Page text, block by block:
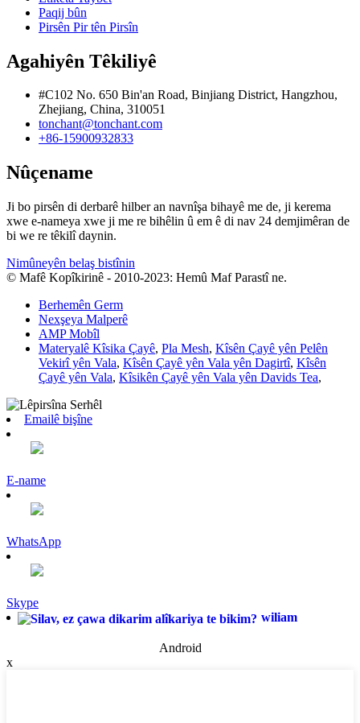
Paqij bûn
Pirsên Pir tên Pirsîn
Agahiyên Têkiliyê
#C102 No. 650 Bin'an Road, Binjiang District, Hangzhou,
Zhejiang, China, 310051
tonchant@tonchant.com
+86-15900932833
Nûçename
Ji bo pirsên di derbarê hilber an navnîşa bihayê me de, ji kerema
xwe e-nameya xwe ji me re bihêlin û em ê di nav 24 demjimêran de
bi we re têkilî daynin.
Nimûneyên belaş bistînin
© Mafê Kopîkirinê - 2010-2023: Hemû Maf Parastî ne.
Berhemên Germ
Nexşeya Malperê
AMP Mobîl
Materyalê Kîsika Çayê, Pla Mesh, Kîsên Çayê yên Pelên
Vekirî yên Vala, Kîsên Çayê yên Vala yên Dagirtî, Kîsên
Çayê yên Vala, Kîsikên Çayê yên Vala yên Davids Tea,
Emailê bişîne
E-name
WhatsApp
Skype
wiliam
Android
x